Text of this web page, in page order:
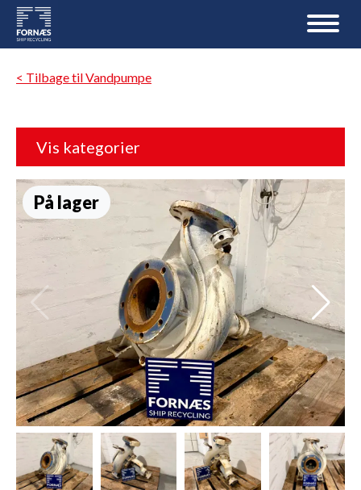
< Tilbage til Vandpumpe
Vis kategorier
På lager